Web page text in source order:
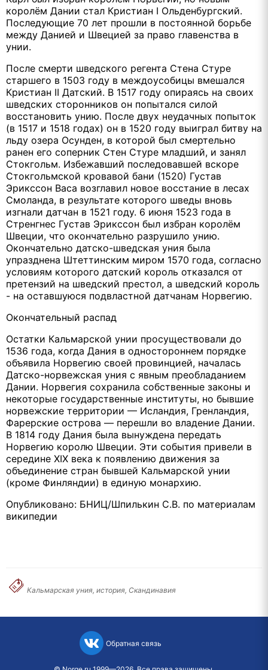
королём Дании стал Кристиан I Ольденбургский.
Последующие 70 лет прошли в постоянной борьбе
между Данией и Швецией за право главенства в
унии.
После смерти шведского регента Стена Стуре
старшего в 1503 году в междоусобицы вмешался
Кристиан II Датский. В 1517 году опираясь на своих
шведских сторонников он попытался силой
восстановить унию. После двух неудачных попыток
(в 1517 и 1518 годах) он в 1520 году выиграл битву на
льду озера Осунден, в которой был смертельно
ранен его соперник Стен Стуре младший, и занял
Стокгольм. Избежавший последовавшей вскоре
Стокгольмской кровавой бани (1520) Густав
Эрикссон Васа возглавил новое восстание в лесах
Смоланда, в результате которого шведы вновь
изгнали датчан в 1521 году. 6 июня 1523 года в
Стренгнес Густав Эрикссон был избран королём
Швеции, что окончательно разрушило унию.
Окончательно датско-шведская уния была
упразднена Штеттинским миром 1570 года, согласно
условиям которого датский король отказался от
претензий на шведский престол, а шведский король
- на оставшуюся подвластной датчанам Норвегию.
Окончательный распад
Остатки Кальмарской унии просуществовали до
1536 года, когда Дания в одностороннем порядке
объявила Норвегию своей провинцией, началась
Датско-норвежская уния с явным преобладанием
Дании. Норвегия сохранила собственные законы и
некоторые государственные институты, но бывшие
норвежские территории — Исландия, Гренландия,
Фарерские острова — перешли во владение Дании.
В 1814 году Дания была вынуждена передать
Норвегию королю Швеции. Эти события привели в
середине XIX века к появлению движения за
объединение стран бывшей Кальмарской унии
(кроме Финляндии) в единую монархию.
Опубликовано: БНИЦ/Шпилькин С.В. по материалам
википедии
Кальмарская уния, история, Скандинавия
Обратная связь